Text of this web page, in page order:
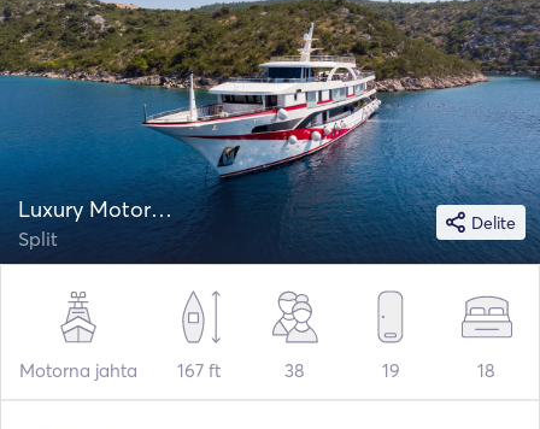
Delite
Luxury Motor Yachts 167
Split
Motorna jahta 167 ft 38 19 18